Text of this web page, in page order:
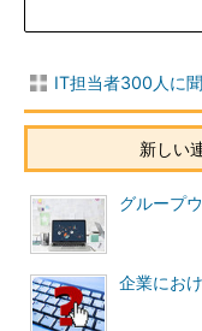
IT担当者300人に
新しい
グループ
企業にお